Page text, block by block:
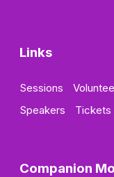
Links
Sessions
Speakers
Tickets
Companion